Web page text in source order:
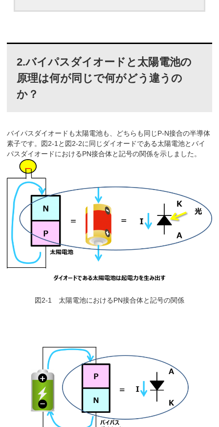
2.バイパスダイオードと太陽電池の
原理は何が同じで何がどう違うの
か？
バイパスダイオードも太陽電池も、どちらも同じP-N接合の半導体
素子です。図2-1と図2-2に同じダイオードである太陽電池とバイ
パスダイオードにおけるPN接合体と記号の関係を示しました。
図2-1 太陽電池におけるPN接合体と記号の関係